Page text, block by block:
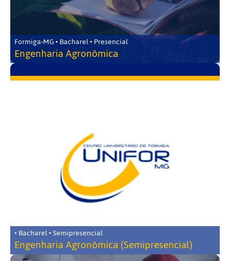
Formiga-MG • Bacharel • Presencial
Engenharia Agronômica
• Bacharel • Semipresencial
Engenharia Agronômica (Semipresencial)